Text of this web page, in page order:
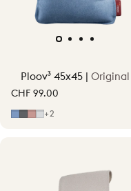
Ploov³ 45x45 | Original
CHF 99.00
Mid Blue
Grigio
Hellrosa
Light Grey
+2